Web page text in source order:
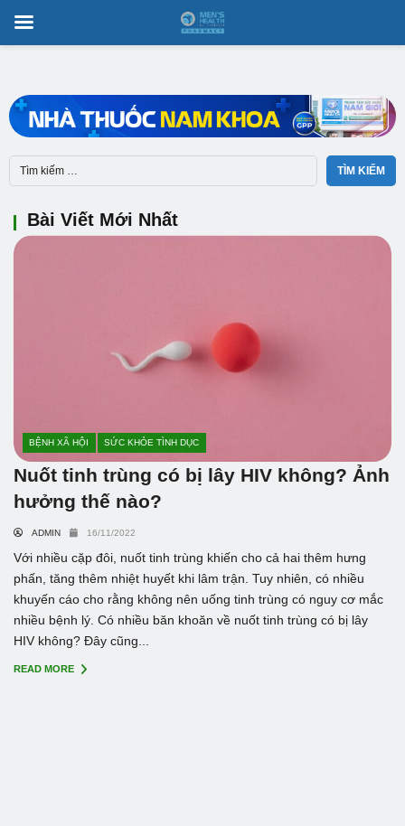
Bài Viết Mới Nhất
BỆNH XÃ HỘI SỨC KHỎE TÌNH DỤC
Nuốt tinh trùng có bị lây HIV không? Ảnh
hưởng thế nào?
ADMIN 16/11/2022
Với nhiều cặp đôi, nuốt tinh trùng khiến cho cả hai thêm hưng
phấn, tăng thêm nhiệt huyết khi lâm trận. Tuy nhiên, có nhiều
khuyến cáo cho rằng không nên uống tinh trùng có nguy cơ mắc
nhiều bệnh lý. Có nhiều băn khoăn về nuốt tinh trùng có bị lây
HIV không? Đây cũng...
READ MORE